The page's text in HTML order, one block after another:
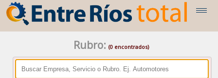
Rubro: (0 encontrados)